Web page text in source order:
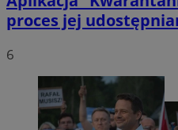
proces jej
6